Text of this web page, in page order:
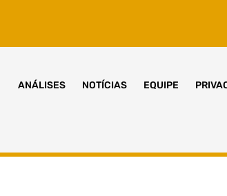
ANÁLISES NOTÍCIAS EQUIPE